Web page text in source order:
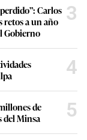
Carlos
retos a un año
Gobierno
3
4
de
del Minsa
5